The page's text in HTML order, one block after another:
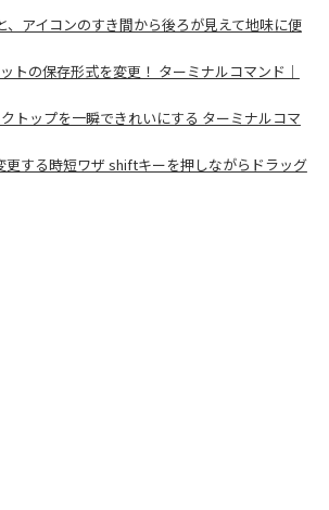
アイコンのすき間から後ろが見えて地味に便
トの保存形式を変更！ ターミナルコマンド｜
トップを一瞬できれいにする ターミナルコマ
更する時短ワザ shiftキーを押しながらドラッグ